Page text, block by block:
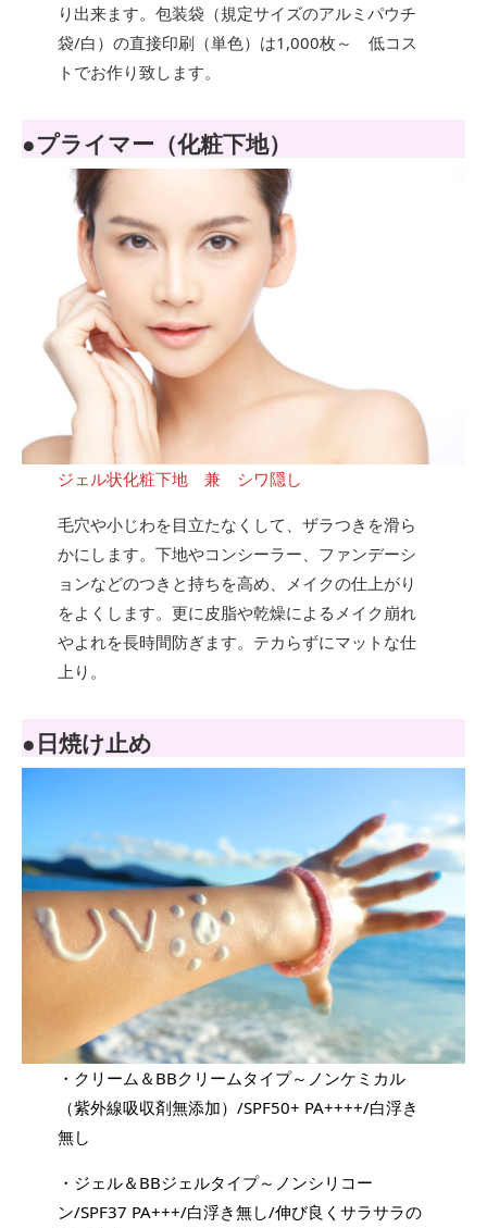
り出来ます。包装袋（規定サイズのアルミパウチ
袋/白）の直接印刷（単色）は1,000枚～ 低コス
トでお作り致します。
●プライマー（化粧下地）
ジェル状化粧下地 兼 シワ隠し
毛穴や小じわを目立たなくして、ザラつきを滑ら
かにします。下地やコンシーラー、ファンデーシ
ョンなどのつきと持ちを高め、メイクの仕上がり
をよくします。更に皮脂や乾燥によるメイク崩れ
やよれを長時間防ぎます。テカらずにマットな仕
上り。
●日焼け止め
・クリーム＆BBクリームタイプ～ノンケミカル
（紫外線吸収剤無添加）/SPF50+ PA++++/白浮き
無し
・ジェル＆BBジェルタイプ～ノンシリコー
ン/SPF37 PA+++/白浮き無し/伸び良くサラサラの